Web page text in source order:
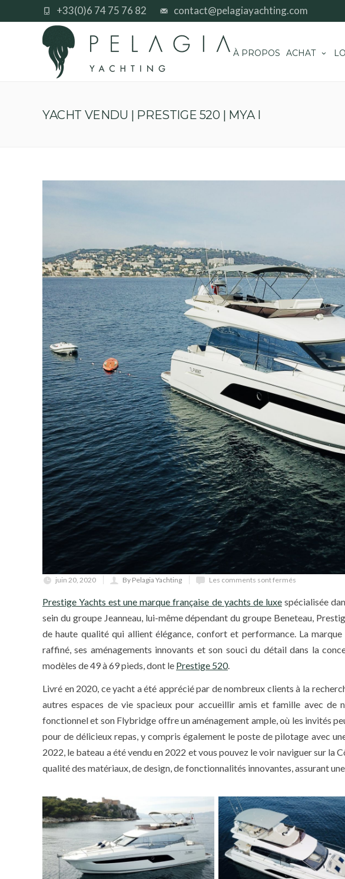
contact@pelagiayachting.com
+33(0)6 74 75 76 82
À PROPOS ACHAT
YACHT VENDU | PRESTIGE 520 | MYA I
juin 20, 2020 By Pelagia Yachting Les comments sont fermés
Prestige Yachts est une marque française de yachts de luxespécialisée
sein du groupe Jeanneau, lui-même dépendant du groupe Beneteau,
de haute qualité qui allient élégance, confort et performance. La
raffiné, ses aménagements innovants et son souci du détail dans la
modèles de 49 à 69 pieds, dont le Prestige 520.
Livré en 2020, ce yacht a été apprécié par de nombreux clients à la
autres espaces de vie spacieux pour accueillir amis et famille avec de
fonctionnel et son Flybridge offre un aménagement ample, où les invités
pour de délicieux repas, y compris également le poste de pilotage avec
2022, le bateau a été vendu en 2022 et vous pouvez le voir naviguer sur la
qualité des matériaux, de design, de fonctionnalités innovantes, assurant